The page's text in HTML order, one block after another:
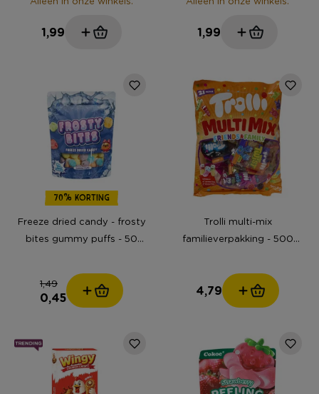
1,99 1,99
70% KORTING
Freeze dried candy - frosty
bites gummy puffs - 50
1,49
0,45
Trolli multi-mix
familieverpakking - 500
4,79